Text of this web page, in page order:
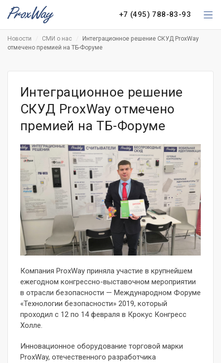
+7 (495) 788-83-93
Новости СМИ о нас
Интеграционное решение СКУД ProxWay
отмечено премией на ТБ-Форуме
Интеграционное решение
СКУД ProxWay отмечено
премией на ТБ-Форуме
Компания ProxWay приняла участие в крупнейшем
ежегодном конгрессно-выставочном мероприятии
в отрасли безопасности — Международном Форуме
«Технологии безопасности» 2019, который
проходил с 12 по 14 февраля в Крокус Конгресс
Холле.
Инновационное оборудование торговой марки
ProxWay, отечественного разработчика